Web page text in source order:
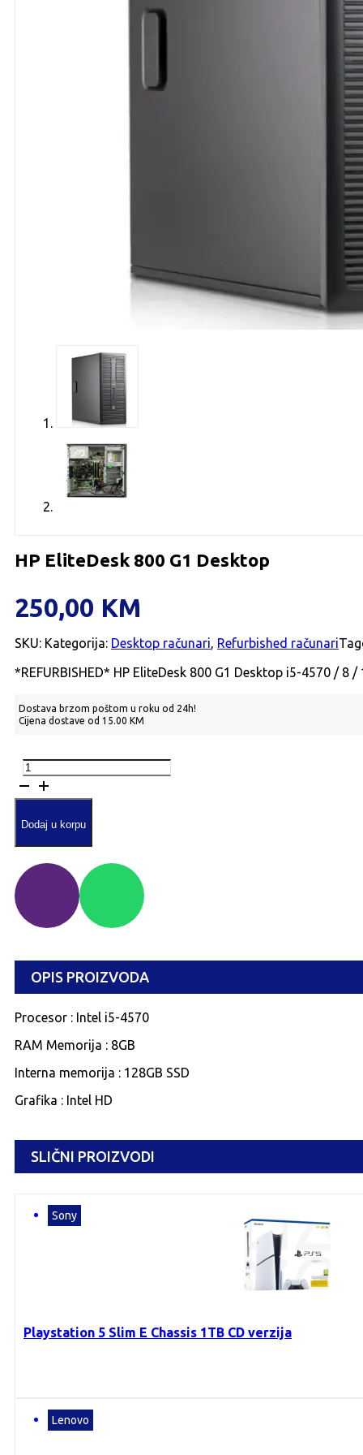
HP EliteDesk 800 G1 Desktop
250,00 KM
SKU: Kategorija: Desktop računari, Refurbished računari
*REFURBISHED* HP EliteDesk 800 G1 Desktop i5-4570 / 8 /
Dostava brzom poštom u roku od 24h!
Cijena dostave od 15.00 KM
HP
EliteDesk
800
Desktop
Dodaj u korpu
OPIS PROIZVODA
Procesor : Intel i5-4570
RAM Memorija : 8GB
Interna memorija : 128GB SSD
Grafika : Intel HD
SLIČNI PROIZVODI
Sony
Playstation 5 Slim E Chassis 1TB CD verzija
Lenovo